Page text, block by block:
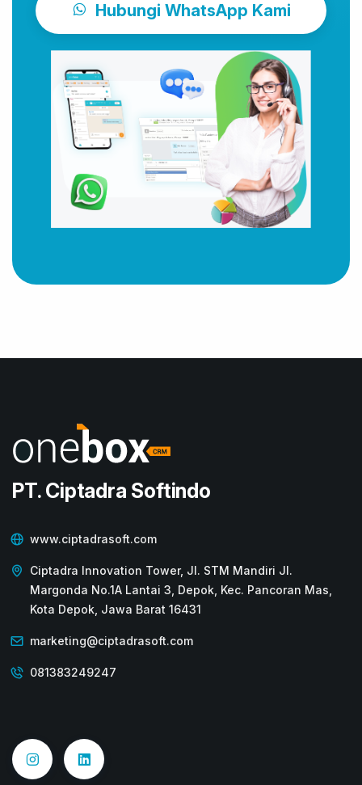
Hubungi WhatsApp Kami
PT. Ciptadra Softindo
www.ciptadrasoft.com
Ciptadra Innovation Tower, Jl. STM Mandiri Jl.
Margonda No.1A Lantai 3, Depok, Kec. Pancoran Mas,
Kota Depok, Jawa Barat 16431
marketing@ciptadrasoft.com
081383249247